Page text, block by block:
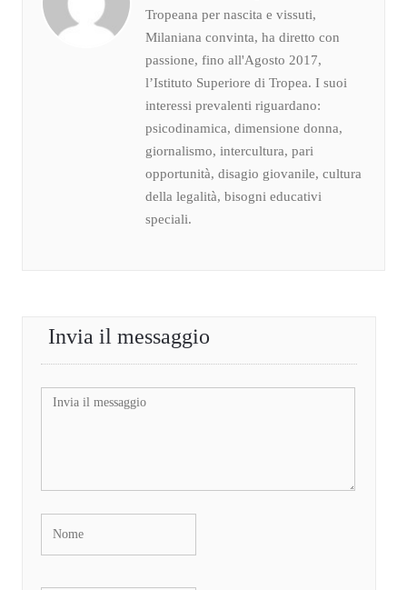
Tropeana per nascita e vissuti,
Milaniana convinta, ha diretto con
passione, fino all'Agosto 2017,
l’Istituto Superiore di Tropea. I suoi
interessi prevalenti riguardano:
psicodinamica, dimensione donna,
giornalismo, intercultura, pari
opportunità, disagio giovanile, cultura
della legalità, bisogni educativi
speciali.
Invia il messaggio